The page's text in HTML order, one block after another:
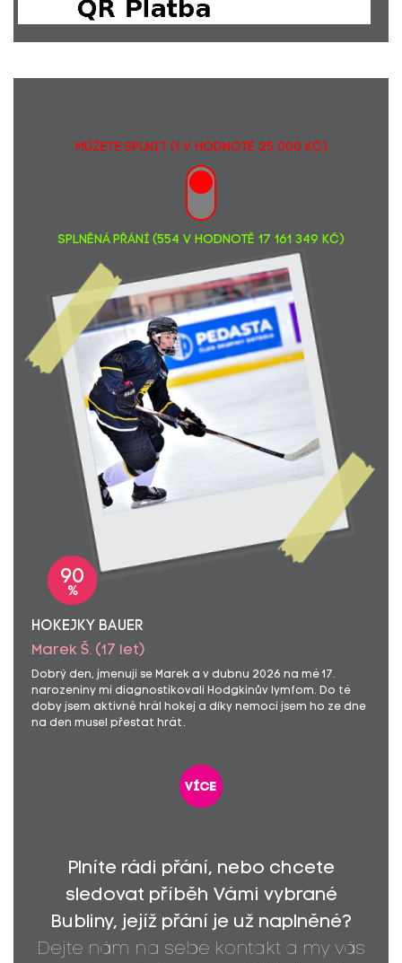
MŮŽETE SPLNIT (1 v hodnotě 25 000 Kč)
SPLNĚNÁ PŘÁNÍ (554 v hodnotě 17 161 349 Kč)
90
%
HOKEJKY BAUER
Marek Š. (17 let)
Dobrý den, jmenuji se Marek a v dubnu 2026 na mé 17.
narozeniny mi diagnostikovali Hodgkinův lymfom. Do té
doby jsem aktivně hrál hokej a díky nemoci jsem ho ze dne
na den musel přestat hrát.
více
Plníte rádi přání, nebo chcete
sledovat příběh Vámi vybrané
Bubliny, jejíž přání je už naplněné?
Dejte nám na sebe kontakt a my vás